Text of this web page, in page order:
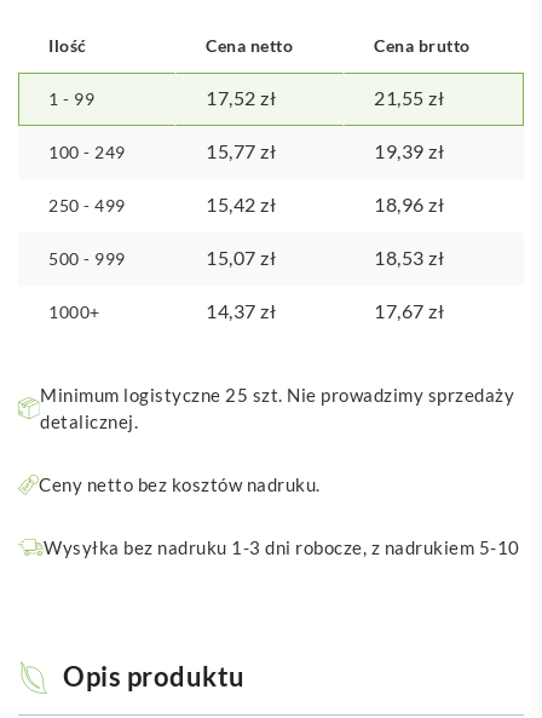
Ilość Cena netto Cena brutto
1 - 99 17,52 zł 21,55 zł
100 - 249 15,77 zł 19,39 zł
250 - 499 15,42 zł 18,96 zł
500 - 999 15,07 zł 18,53 zł
1000+ 14,37 zł 17,67 zł
Minimum logistyczne 25 szt. Nie prowadzimy sprzedaży
detalicznej.
Ceny netto bez kosztów nadruku.
Wysyłka bez nadruku 1-3 dni robocze, z nadrukiem 5-10
Opis produktu